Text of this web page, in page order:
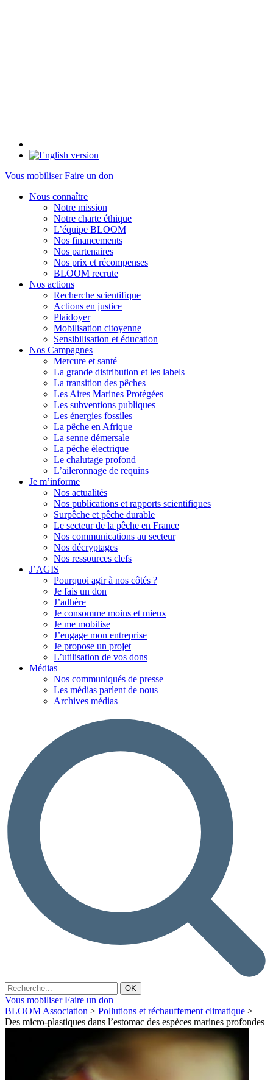
Vous mobiliser Faire un don
Nous connaître
Notre mission
Notre charte éthique
L’équipe BLOOM
Nos financements
Nos partenaires
Nos prix et récompenses
BLOOM recrute
Nos actions
Recherche scientifique
Actions en justice
Plaidoyer
Mobilisation citoyenne
Sensibilisation et éducation
Nos Campagnes
Mercure et santé
La grande distribution et les labels
La transition des pêches
Les Aires Marines Protégées
Les subventions publiques
Les énergies fossiles
La pêche en Afrique
La senne démersale
La pêche électrique
Le chalutage profond
L’aileronnage de requins
Je m’informe
Nos actualités
Nos publications et rapports scientifiques
Surpêche et pêche durable
Le secteur de la pêche en France
Nos communications au secteur
Nos décryptages
Nos ressources clefs
J’AGIS
Pourquoi agir à nos côtés ?
Je fais un don
J’adhère
Je consomme moins et mieux
Je me mobilise
J’engage mon entreprise
Je propose un projet
L’utilisation de vos dons
Médias
Nos communiqués de presse
Les médias parlent de nous
Archives médias
Vous mobiliser Faire un don
BLOOM Association > Pollutions et réchauffement climatique >
Des micro-plastiques dans l’estomac des espèces marines profondes